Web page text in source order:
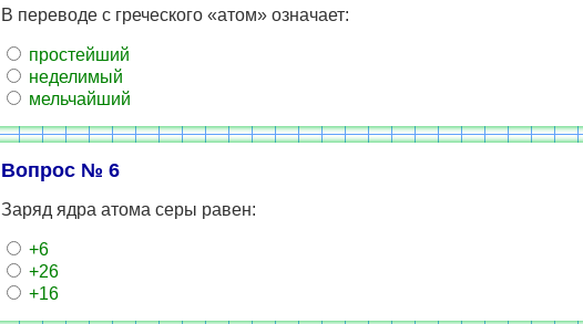
В переводе с греческого «атом» означает:
простейший
неделимый
мельчайший
Вопрос № 6
Заряд ядра атома серы равен:
+6
+26
+16